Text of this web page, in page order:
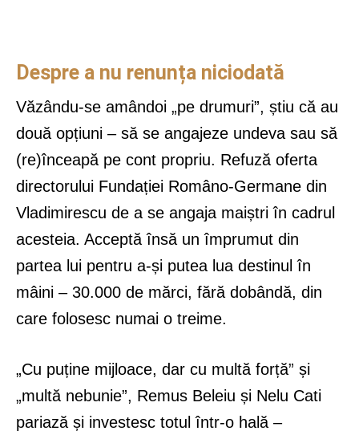
Despre a nu renunța niciodată
Văzându-se amândoi „pe drumuri”, știu că au
două opțiuni – să se angajeze undeva sau să
(re)înceapă pe cont propriu. Refuză oferta
directorului Fundației Româno-Germane din
Vladimirescu de a se angaja maiștri în cadrul
acesteia. Acceptă însă un împrumut din
partea lui pentru a-și putea lua destinul în
mâini – 30.000 de mărci, fără dobândă, din
care folosesc numai o treime.
„Cu puține mijloace, dar cu multă forță” și
„multă nebunie”, Remus Beleiu și Nelu Cati
pariază și investesc totul într-o hală –